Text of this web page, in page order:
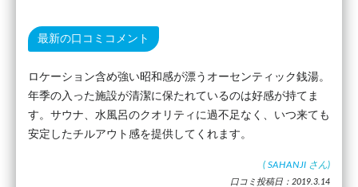
最新の口コミコメント
ロケーション含め強い昭和感が漂うオーセンティック銭湯。
年季の入った施設が清潔に保たれているのは好感が持てま
す。サウナ、水風呂のクオリティに過不足なく、いつ来ても
安定したチルアウト感を提供してくれます。
( SAHANJI さん)
口コミ投稿日：2019.3.14